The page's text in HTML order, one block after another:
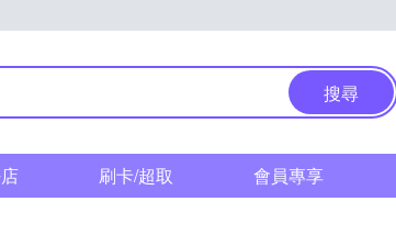
搜尋
刷卡/超取 會員專享